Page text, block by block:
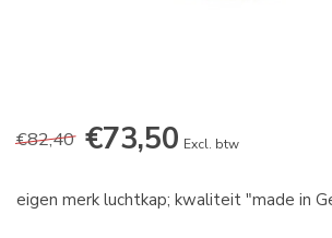
€82,40 €73,50 Excl. btw
eigen merk luchtkap; kwaliteit "made in